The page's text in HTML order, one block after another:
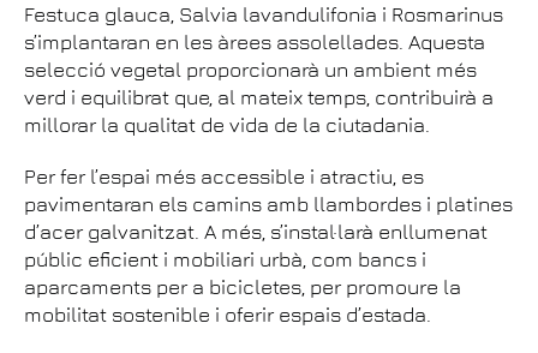
Festuca glauca, Salvia lavandulifonia i Rosmarinus
s’implantaran en les àrees assolellades. Aquesta
selecció vegetal proporcionarà un ambient més
verd i equilibrat que, al mateix temps, contribuirà a
millorar la qualitat de vida de la ciutadania.
Per fer l’espai més accessible i atractiu, es
pavimentaran els camins amb llambordes i platines
d’acer galvanitzat. A més, s’instal·larà enllumenat
públic eficient i mobiliari urbà, com bancs i
aparcaments per a bicicletes, per promoure la
mobilitat sostenible i oferir espais d’estada.